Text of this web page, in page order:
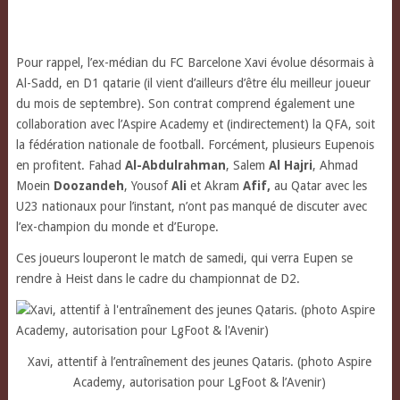
Pour rappel, l’ex-médian du FC Barcelone Xavi évolue désormais à
Al-Sadd, en D1 qatarie (il vient d’ailleurs d’être élu meilleur joueur
du mois de septembre). Son contrat comprend également une
collaboration avec l’Aspire Academy et (indirectement) la QFA, soit
la fédération nationale de football. Forcément, plusieurs Eupenois
en profitent. Fahad Al-Abdulrahman, Salem Al Hajri, Ahmad
Moein Doozandeh, YousofAli et Akram Afif, au Qatar avec les
U23 nationaux pour l’instant, n’ont pas manqué de discuter avec
l’ex-champion du monde et d’Europe.
Ces joueurs louperont le match de samedi, qui verra Eupen se
rendre à Heist dans le cadre du championnat de D2.
Xavi, attentif à l’entraînement des jeunes Qataris. (photo Aspire
Academy, autorisation pour LgFoot & l’Avenir)